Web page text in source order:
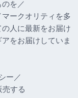
を／
ークオリティを多
人に最新をお届け
をお届けしていま
ー／
売する